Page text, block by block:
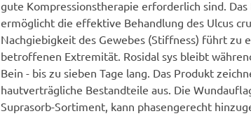
gute Kompressionstherapie erforderlich sind.
ermöglicht die effektive Behandlung des Ulcus
Nachgiebigkeit des Gewebes (Stiffness) führt zu
betroffenen Extremität. Rosidal sys bleibt
Bein - bis zu sieben Tage lang. Das Produkt
hautverträgliche Bestandteile aus. Die
Suprasorb-Sortiment, kann phasengerecht